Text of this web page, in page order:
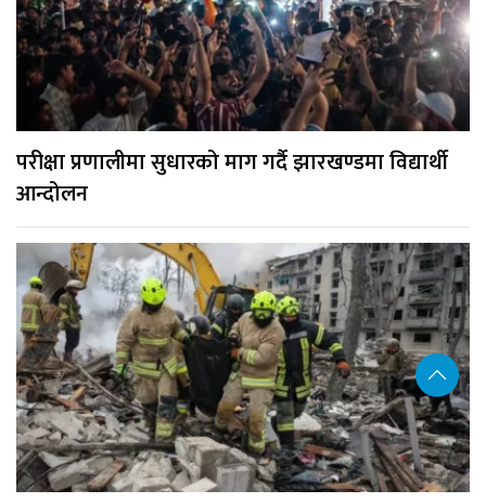
परीक्षा प्रणालीमा सुधारको माग गर्दै झारखण्डमा विद्यार्थी
आन्दोलन